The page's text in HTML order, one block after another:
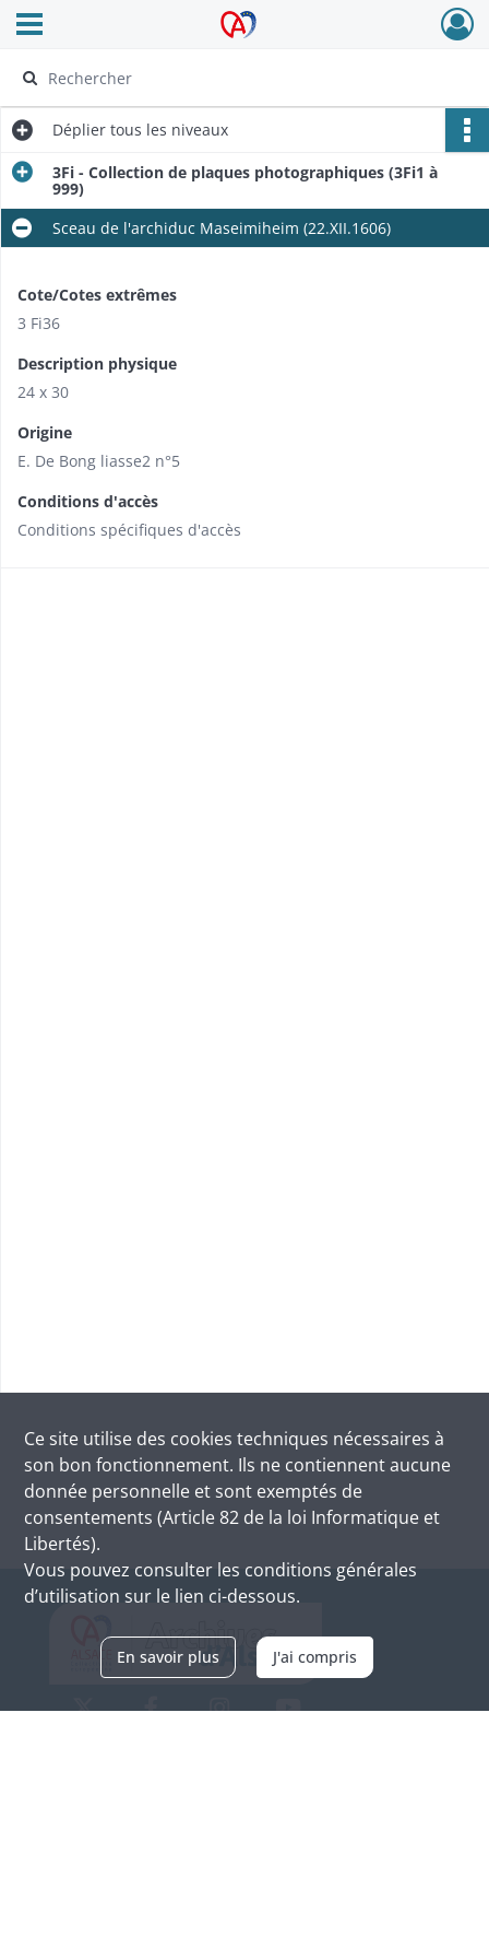
Archives Alsace - Colmar
Ouvrir le menu déroulant
Déplier tous les niveaux
3Fi - Collection de plaques photographiques (3Fi1 à
999)
Sceau de l'archiduc Maseimiheim (22.XII.1606)
Cote/Cotes extrêmes
3 Fi36
Description physique
24 x 30
Origine
E. De Bong liasse2 n°5
Conditions d'accès
Conditions spécifiques d'accès
Ce site utilise des cookies techniques nécessaires à
son bon fonctionnement. Ils ne contiennent aucune
donnée personnelle et sont exemptés de
consentements (Article 82 de la loi Informatique et
Libertés).
Vous pouvez consulter les conditions générales
d’utilisation sur le lien ci-dessous.
En savoir plus J'ai compris